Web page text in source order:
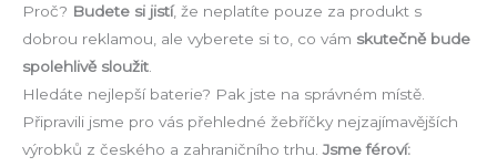
Proč? Budete si jistí, že neplatíte pouze za produkt s
dobrou reklamou, ale vyberete si to, co vám skutečně bude
spolehlivě sloužit
Hledáte nejlepší baterie? Pak jste na správném místě.
Připravili jsme pro vás přehledné žebříčky nejzajímavějších
výrobků z českého a zahraničního trhu.Jsme féroví: